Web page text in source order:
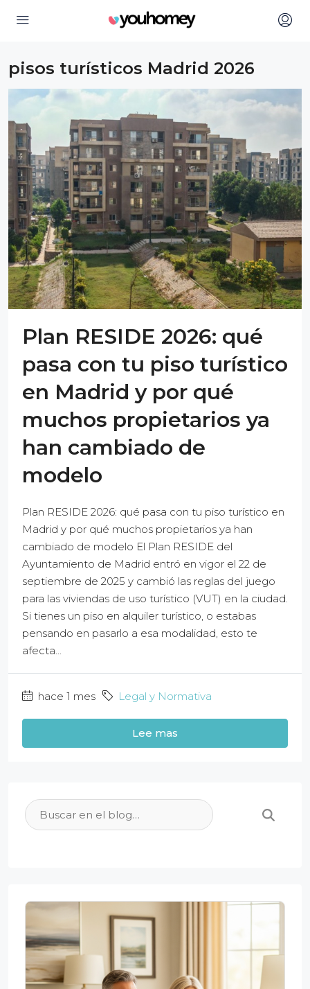
pisos turísticos Madrid 2026
Plan RESIDE 2026: qué
pasa con tu piso turístico
en Madrid y por qué
muchos propietarios ya
han cambiado de
modelo
Plan RESIDE 2026: qué pasa con tu piso turístico en
Madrid y por qué muchos propietarios ya han
cambiado de modelo El Plan RESIDE del
Ayuntamiento de Madrid entró en vigor el 22 de
septiembre de 2025 y cambió las reglas del juego
para las viviendas de uso turístico (VUT) en la ciudad.
Si tienes un piso en alquiler turístico, o estabas
pensando en pasarlo a esa modalidad, esto te
afecta...
hace 1 mes Legal y Normativa
Lee mas